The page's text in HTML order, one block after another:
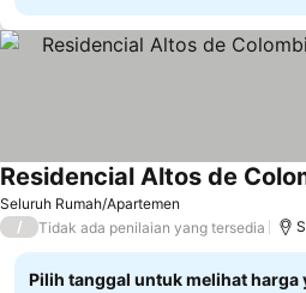
Seluruh Rumah/Apartemen
Lihat harga
/ Tidak ada penilaian yang tersedia
Pilih tanggal untuk melihat harga